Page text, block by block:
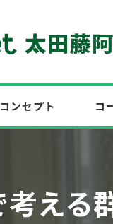
学生必見！模試実施中
コンセプト コ
える